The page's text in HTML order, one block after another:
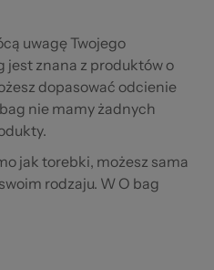
uwagę Twojego
jest znana z produktów o
dopasować odcienie
nie mamy żadnych
jak torebki, możesz sama
rodzaju. W O bag